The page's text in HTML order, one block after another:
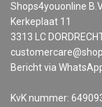
Shops4youonline
Kerkeplaat 11
3313 LC
Bericht via
KvK nummer: